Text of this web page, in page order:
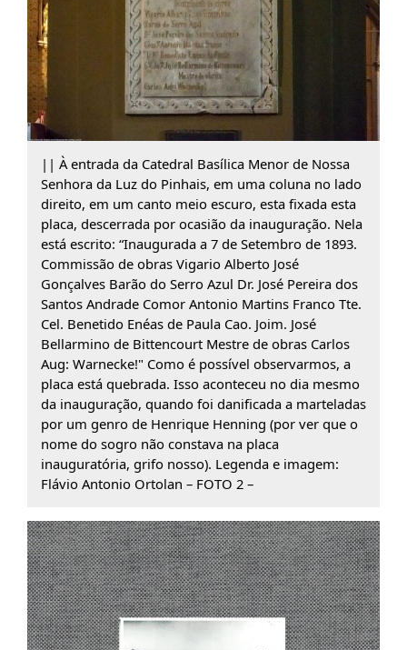
|| À entrada da Catedral Basílica Menor de Nossa
Senhora da Luz do Pinhais, em uma coluna no lado
direito, em um canto meio escuro, esta fixada esta
placa, descerrada por ocasião da inauguração. Nela
está escrito: “Inaugurada a 7 de Setembro de 1893.
Commissão de obras Vigario Alberto José
Gonçalves Barão do Serro Azul Dr. José Pereira dos
Santos Andrade Comor Antonio Martins Franco Tte.
Cel. Benetido Enéas de Paula Cao. Joim. José
Bellarmino de Bittencourt Mestre de obras Carlos
Aug: Warnecke!" Como é possível observarmos, a
placa está quebrada. Isso aconteceu no dia mesmo
da inauguração, quando foi danificada a marteladas
por um genro de Henrique Henning (por ver que o
nome do sogro não constava na placa
inauguratória, grifo nosso). Legenda e imagem:
Flávio Antonio Ortolan – FOTO 2 –